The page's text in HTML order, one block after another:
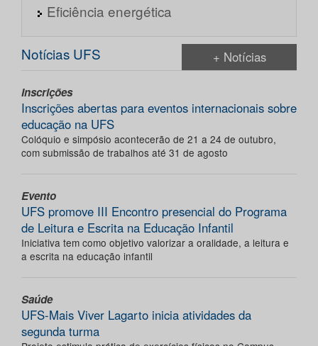
Eficiência energética
Notícias UFS + Notícias
Inscrições
Inscrições abertas para eventos internacionais sobre
educação na UFS
Colóquio e simpósio acontecerão de 21 a 24 de outubro,
com submissão de trabalhos até 31 de agosto
Evento
UFS promove III Encontro presencial do Programa
de Leitura e Escrita na Educação Infantil
Iniciativa tem como objetivo valorizar a oralidade, a leitura e
a escrita na educação infantil
Saúde
UFS-Mais Viver Lagarto inicia atividades da
segunda turma